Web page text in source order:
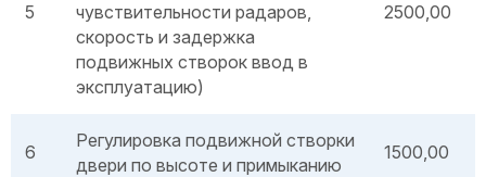
5
чувствительности радаров,
скорость и задержка
подвижных створок ввод в
эксплуатацию)
2500,00
6
Регулировка подвижной створки
двери по высоте и примыканию
1500,00